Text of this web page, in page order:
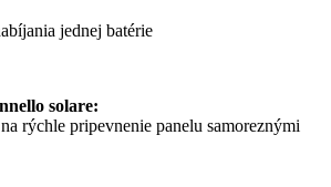
jednej batérie
solare:
rýchle pripevnenie panelu samoreznými